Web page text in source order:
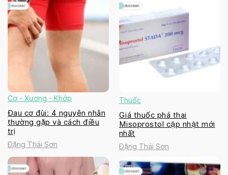
Cơ - Xương - Khớp
Đau cơ đùi: 4 nguyên nhân
thường gặp và cách điều
trị
Đặng Thái Sơn
Thuốc
Giá thuốc phá thai
Misoprostol cập nhật mới
nhất
Đặng Thái Sơn